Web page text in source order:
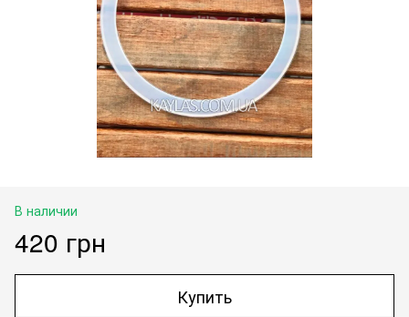
В наличии
420 грн
Купить